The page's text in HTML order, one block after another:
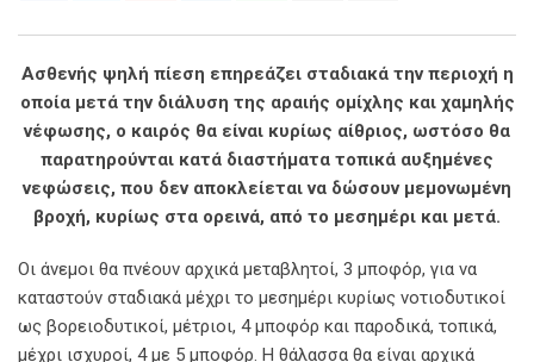
Ασθενής ψηλή πίεση επηρεάζει σταδιακά την περιοχή η
οποία μετά την διάλυση της αραιής ομίχλης και χαμηλής
νέφωσης, ο καιρός θα είναι κυρίως αίθριος, ωστόσο θα
παρατηρούνται κατά διαστήματα τοπικά αυξημένες
νεφώσεις, που δεν αποκλείεται να δώσουν μεμονωμένη
βροχή, κυρίως στα ορεινά, από το μεσημέρι και μετά.
Οι άνεμοι θα πνέουν αρχικά μεταβλητοί, 3 μποφόρ, για να
καταστούν σταδιακά μέχρι το μεσημέρι κυρίως νοτιοδυτικοί
ως βορειοδυτικοί, μέτριοι, 4 μποφόρ και παροδικά, τοπικά,
μέχρι ισχυροί, 4 με 5 μποφόρ. Η θάλασσα θα είναι αρχικά